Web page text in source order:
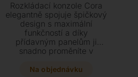
Rozkládací konzole Cora
elegantně spojuje špičkový
design s maximální
funkčností a díky
přídavným panelům ji
snadno proměníte v
délce až 300 cm. Tento
Na objednávku